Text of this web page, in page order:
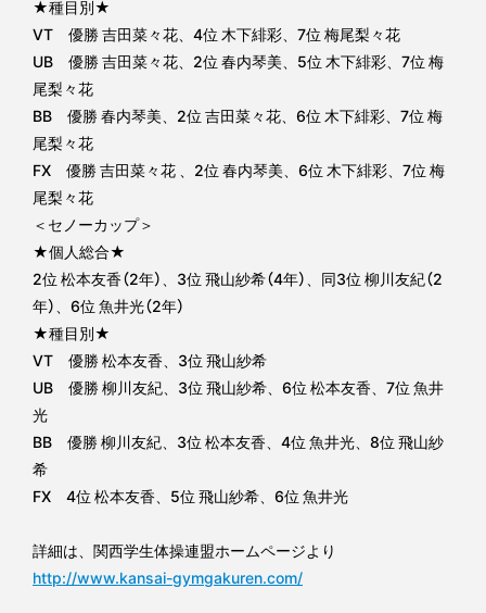
★種目別★
VT 優勝 吉田菜々花、4位 木下緋彩、7位 梅尾梨々花
UB 優勝 吉田菜々花、2位 春内琴美、5位 木下緋彩、7位 梅
尾梨々花
BB 優勝 春内琴美、2位 吉田菜々花、6位 木下緋彩、7位 梅
尾梨々花
FX 優勝 吉田菜々花 、2位 春内琴美、6位 木下緋彩、7位 梅
尾梨々花
＜セノーカップ＞
★個人総合★
2位 松本友香（2年）、3位 飛山紗希（4年）、同3位 柳川友紀（2
年）、6位 魚井光（2年）
★種目別★
VT 優勝 松本友香、3位 飛山紗希
UB 優勝 柳川友紀、3位 飛山紗希、6位 松本友香、7位 魚井
光
BB 優勝 柳川友紀、3位 松本友香、4位 魚井光、8位 飛山紗
希
FX 4位 松本友香、5位 飛山紗希、6位 魚井光
詳細は、関西学生体操連盟ホームページより
http://www.kansai-gymgakuren.com/